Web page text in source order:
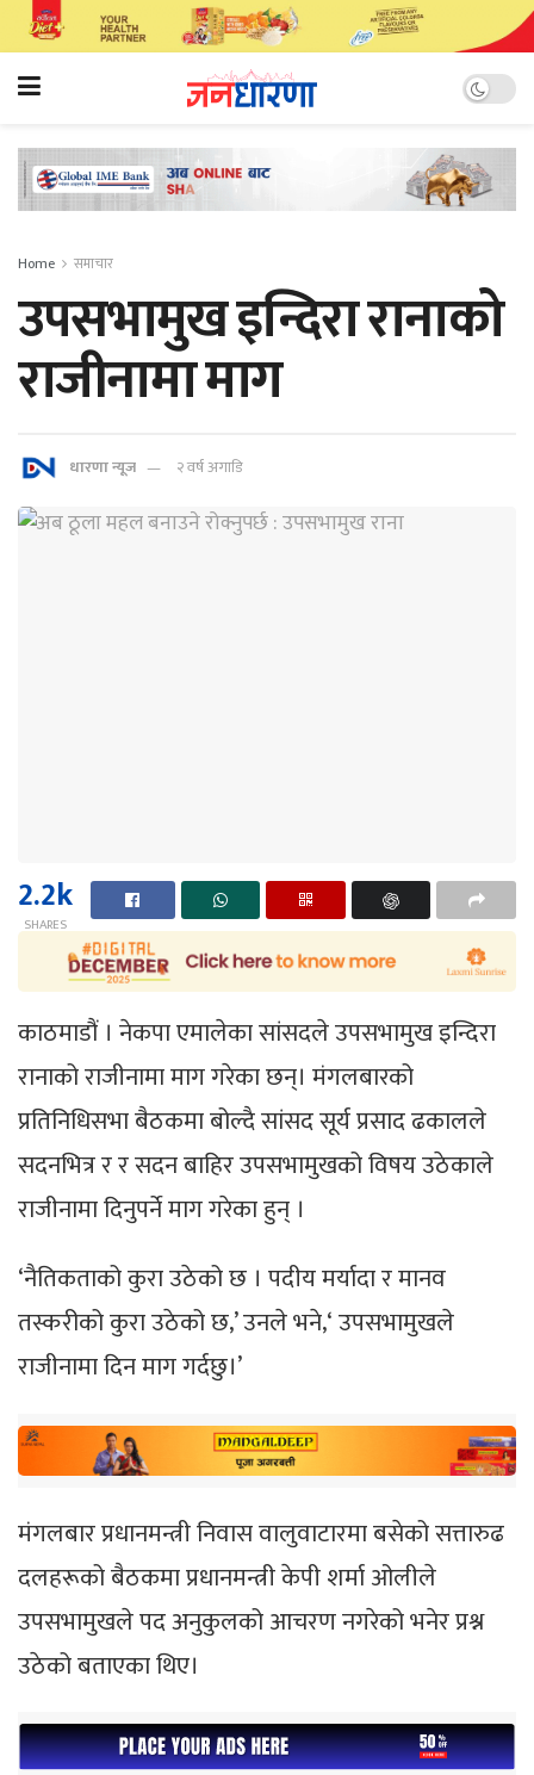
Home समाचार
उपसभामुख इन्दिरा रानाको
राजीनामा माग
धारणा न्यूज २ वर्ष अगाडि
2.2k
SHARES
काठमाडौं । नेकपा एमालेका सांसदले उपसभामुख इन्दिरा
रानाको राजीनामा माग गरेका छन्। मंगलबारको
प्रतिनिधिसभा बैठकमा बोल्दै सांसद सूर्य प्रसाद ढकालले
सदनभित्र र र सदन बाहिर उपसभामुखको विषय उठेकाले
राजीनामा दिनुपर्ने माग गरेका हुन् ।
‘नैतिकताको कुरा उठेको छ । पदीय मर्यादा र मानव
तस्करीको कुरा उठेको छ‚’ उनले भने‚‘ उपसभामुखले
राजीनामा दिन माग गर्दछु।’
मंगलबार प्रधानमन्त्री निवास वालुवाटारमा बसेको सत्तारुढ
दलहरूको बैठकमा प्रधानमन्त्री केपी शर्मा ओलीले
उपसभामुखले पद अनुकुलको आचरण नगरेको भनेर प्रश्न
उठेको बताएका थिए।